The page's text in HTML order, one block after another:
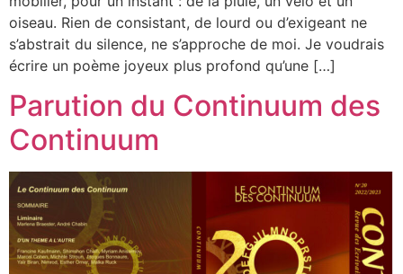
oiseau. Rien de consistant, de lourd ou d’exigeant ne
s’abstrait du silence, ne s’approche de moi. Je voudrais
écrire un poème joyeux plus profond qu’une […]
Parution du Continuum des
Continuum